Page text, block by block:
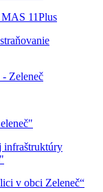
MAS 11Plus
Zeleneč
infraštruktúry
v obci Zeleneč“